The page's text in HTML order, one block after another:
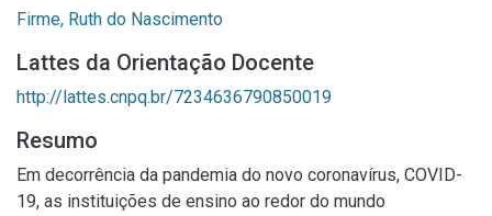
Firme, Ruth do Nascimento
Lattes da Orientação Docente
http://lattes.cnpq.br/7234636790850019
Resumo
Em decorrência da pandemia do novo coronavírus, COVID-
19, as instituições de ensino ao redor do mundo